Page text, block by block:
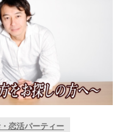
恋活パーティー